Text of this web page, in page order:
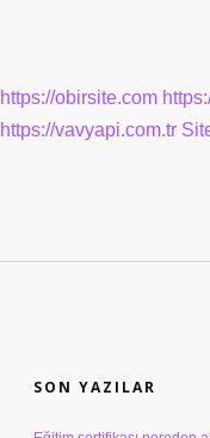
https://obirsite.com
https://vavyapi.com.tr
SON YAZILAR